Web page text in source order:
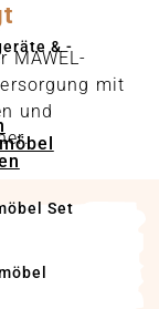
& -
Set
MAWEL-
mit
und